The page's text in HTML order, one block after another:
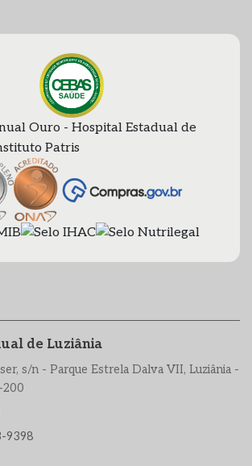
de Luziânia
s/n - Parque Estrela Dalva VII, Luziânia -
200
9398